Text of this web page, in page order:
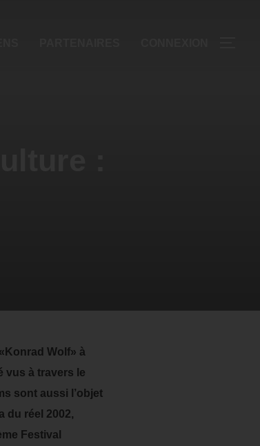
Wolf» à
vus à travers le
sont aussi l’objet
du réel 2002,
Festival